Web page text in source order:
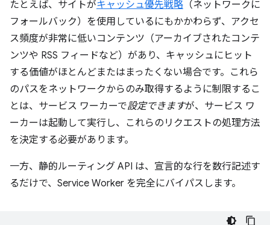
たとえば、サイトがキャッシュ優先戦略 （ネットワークに
フォールバック）を使用しているにもかかわらず、アクセ
ス頻度が非常に低いコンテンツ（アーカイブされたコンテ
ンツや RSS フィードなど）があり、キャッシュにヒット
する価値がほとんどまたはまったくない場合です。これら
のパスをネットワークからのみ取得するように制限するこ
とは、サービス ワーカーで設定できますが、サービス ワ
ーカーは起動して実行し、これらのリクエストの処理方法
を決定する必要があります。
一方、静的ルーティング API は、宣言的な行を数行記述す
るだけで、Service Worker を完全にバイパスします。